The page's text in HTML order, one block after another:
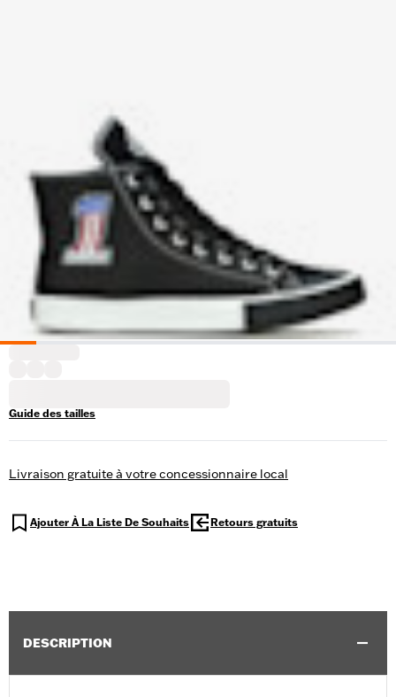
Guide des tailles
Livraison gratuite à votre concessionnaire local
Ajouter À La Liste De Souhaits Retours gratuits
DESCRIPTION